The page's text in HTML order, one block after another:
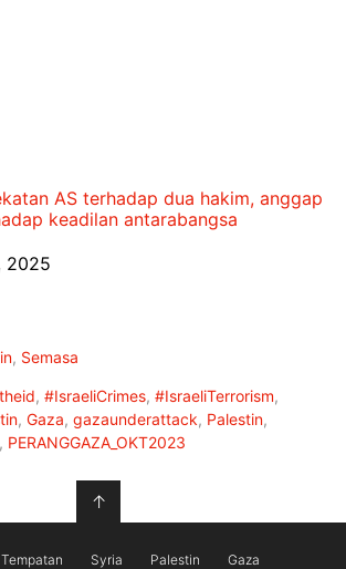
AS terhadap dua hakim, anggap
keadilan antarabangsa
2025
, Semasa
, #IsraeliCrimes, #IsraeliTerrorism,
, Gaza, gazaunderattack, Palestin,
, PERANGGAZA_OKT2023
↑
Tempatan Syria Palestin Gaza